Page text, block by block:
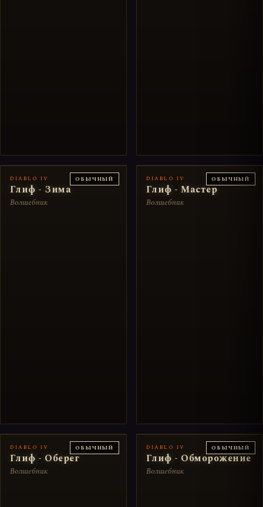
ОБЫЧНЫЙ
DIABLO IV
Глиф - Зима
Волшебник
ОБЫЧНЫЙ
DIABLO IV
Глиф - Мастер
Волшебник
ОБЫЧНЫЙ
DIABLO IV
Глиф - Оберег
Волшебник
ОБЫЧНЫЙ
DIABLO IV
Глиф - Обморожение
Волшебник